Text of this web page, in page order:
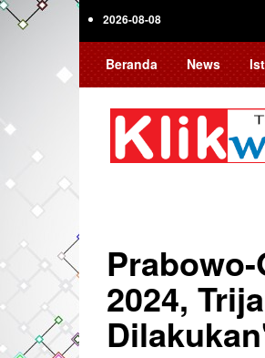
Skip
2026-08-08
Beranda News
2024,